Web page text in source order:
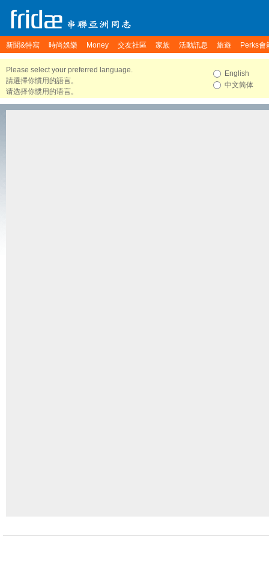
新聞&特寫 時尚娛樂 Money 交友社區 家族 活動訊息 旅遊 Perks會
Please select your preferred language.
請選擇你慣用的語言。
请选择你惯用的语言。
English
中文简体